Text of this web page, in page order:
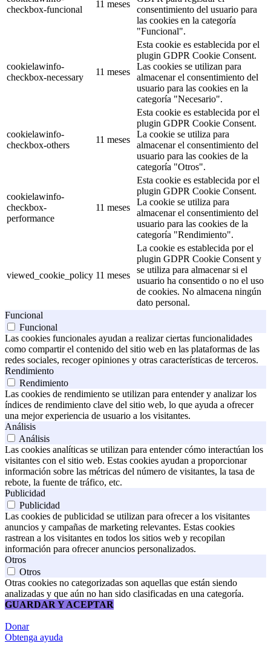
checkbox-funcional
11 meses
consentimiento del usuario para
las cookies en la categoría
"Funcional".
cookielawinfo-
checkbox-necessary
11 meses
Esta cookie es establecida por el
plugin GDPR Cookie Consent.
Las cookies se utilizan para
almacenar el consentimiento del
usuario para las cookies en la
categoría "Necesario".
cookielawinfo-
checkbox-others
11 meses
Esta cookie es establecida por el
plugin GDPR Cookie Consent.
La cookie se utiliza para
almacenar el consentimiento del
usuario para las cookies de la
categoría "Otros".
cookielawinfo-
checkbox-
performance
11 meses
Esta cookie es establecida por el
plugin GDPR Cookie Consent.
La cookie se utiliza para
almacenar el consentimiento del
usuario para las cookies de la
categoría "Rendimiento".
viewed_cookie_policy 11 meses
La cookie es establecida por el
plugin GDPR Cookie Consent y
se utiliza para almacenar si el
usuario ha consentido o no el uso
de cookies. No almacena ningún
dato personal.
Funcional
Funcional
Las cookies funcionales ayudan a realizar ciertas funcionalidades
como compartir el contenido del sitio web en las plataformas de las
redes sociales, recoger opiniones y otras características de terceros.
Rendimiento
Rendimiento
Las cookies de rendimiento se utilizan para entender y analizar los
índices de rendimiento clave del sitio web, lo que ayuda a ofrecer
una mejor experiencia de usuario a los visitantes.
Análisis
Análisis
Las cookies analíticas se utilizan para entender cómo interactúan los
visitantes con el sitio web. Estas cookies ayudan a proporcionar
información sobre las métricas del número de visitantes, la tasa de
rebote, la fuente de tráfico, etc.
Publicidad
Publicidad
Las cookies de publicidad se utilizan para ofrecer a los visitantes
anuncios y campañas de marketing relevantes. Estas cookies
rastrean a los visitantes en todos los sitios web y recopilan
información para ofrecer anuncios personalizados.
Otros
Otros
Otras cookies no categorizadas son aquellas que están siendo
analizadas y que aún no han sido clasificadas en una categoría.
GUARDAR Y ACEPTAR
Donar
Obtenga ayuda